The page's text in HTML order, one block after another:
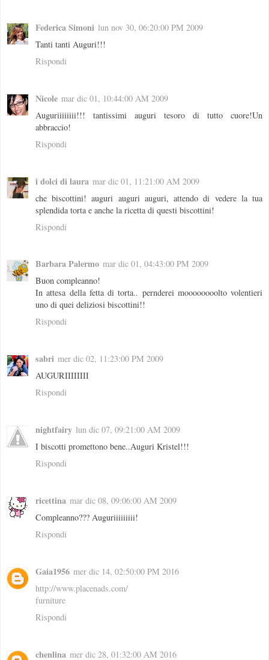
Federica Simoni lun nov 30, 06:20:00 PM 2009
Tanti tanti Auguri!!!
Rispondi
Nicole mar dic 01, 10:44:00 AM 2009
Auguriiiiiiii!!! tantissimi auguri tesoro di tutto cuore!Un
abbraccio!
Rispondi
i dolci di laura mar dic 01, 11:21:00 AM 2009
che biscottini! auguri auguri auguri, attendo di vedere la tua
splendida torta e anche la ricetta di questi biscottini!
Rispondi
Barbara Palermo mar dic 01, 04:43:00 PM 2009
Buon compleanno!
In attesa della fetta di torta.. pernderei moooooooolto volentieri
uno di quei deliziosi biscottini!!
Rispondi
sabri mer dic 02, 11:23:00 PM 2009
AUGURIIIIIIII
Rispondi
nightfairy lun dic 07, 09:21:00 AM 2009
I biscotti promettono bene..Auguri Kristel!!!
Rispondi
ricettina mar dic 08, 09:06:00 AM 2009
Compleanno??? Auguriiiiiiiii!
Rispondi
Gaia1956 mer dic 14, 02:50:00 PM 2016
http://www.placenads.com/
furniture
Rispondi
chenlina mer dic 28, 01:32:00 AM 2016